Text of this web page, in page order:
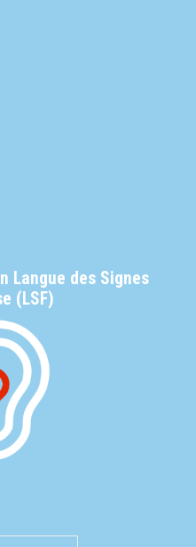
Langue des Signes
(LSF)